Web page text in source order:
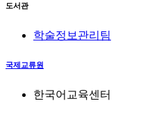
도서관
학술정보관리팀
국제교류원
한국어교육센터